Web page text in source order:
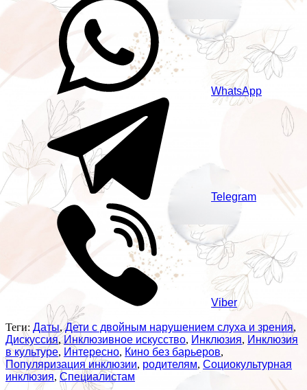
WhatsApp
Telegram
Viber
Теги: Даты,Дети с двойным нарушением слуха и зрения,
Дискуссия,Инклюзивное искусство, Инклюзия, Инклюзия
в культуре, Интересно, Кино без барьеров,
Популяризация инклюзии, родителям, Социокультурная
инклюзия, Специалистам